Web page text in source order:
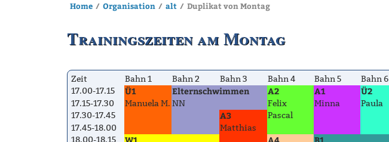
Home Organisation alt Duplikat von Montag
Trainingszeiten am Montag
Zeit Bahn 1 Bahn 2 Bahn 3 Bahn 4 Bahn 5
Bahn 6
17.00-17.15
Ü1 Elternschwimmen A2 A1 Ü2
17.15-17.30 Manuela M. NN Felix Minna
Paula
17.30-17.45
A3
Pascal
17.45-18.00
Matthias
18.00-18.15